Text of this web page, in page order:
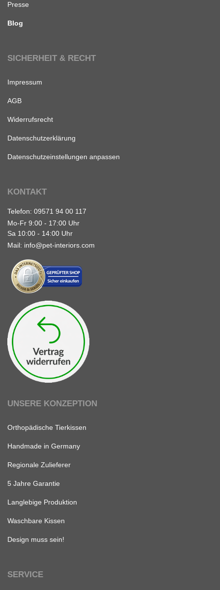
Presse
Blog
SICHERHEIT & RECHT
Impressum
AGB
Widerrufsrecht
Datenschutzerklärung
Datenschutzeinstellungen anpassen
KONTAKT
Telefon: 09571 94 00 117
Mo-Fr 9:00 - 17:00 Uhr
Sa 10:00 - 14:00 Uhr
Mail: info@pet-interiors.com
UNSERE KONZEPTION
Orthopädische Tierkissen
Handmade in Germany
Regionale Zulieferer
5 Jahre Garantie
Langlebige Produktion
Waschbare Kissen
Design muss sein!
SERVICE